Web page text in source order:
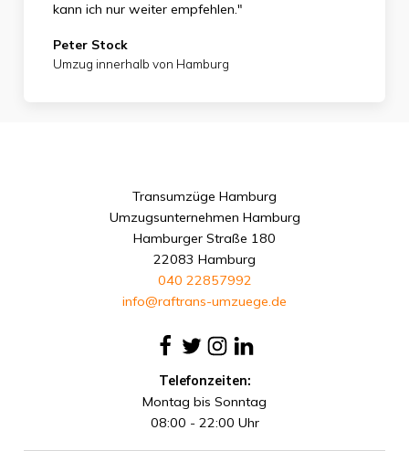
kann ich nur weiter empfehlen."
Peter Stock
Umzug innerhalb von Hamburg
Transumzüge Hamburg
Umzugsunternehmen Hamburg
Hamburger Straße 180
22083 Hamburg
040 22857992
info@raftrans-umzuege.de
Telefonzeiten:
Montag bis Sonntag
08:00 - 22:00 Uhr